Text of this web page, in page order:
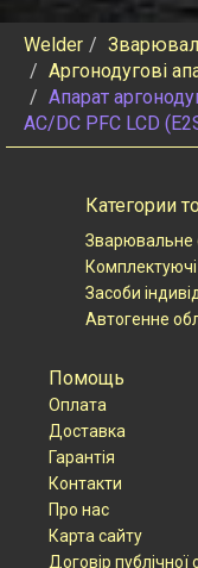
Welder
Аргонодугові
Апарат
AC/DC PFC LCD
Категории
Зварювальне
Засоби
Автогенне
Помощь
Оплата
Доставка
Гарантія
Контакти
Про нас
Карта сайту
Договір публічної